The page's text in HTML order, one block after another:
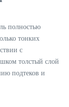
полностью
тонких
с
толстый слой
подтеков и